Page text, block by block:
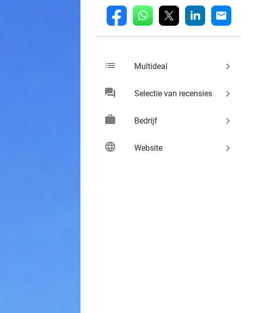
fb whatsapp linkedin mail
list Multideal keyboard_arrow_right
chat Selectie van recensies keyboard_arrow_right
work Bedrijf keyboard_arrow_right
language Website keyboard_arrow_right